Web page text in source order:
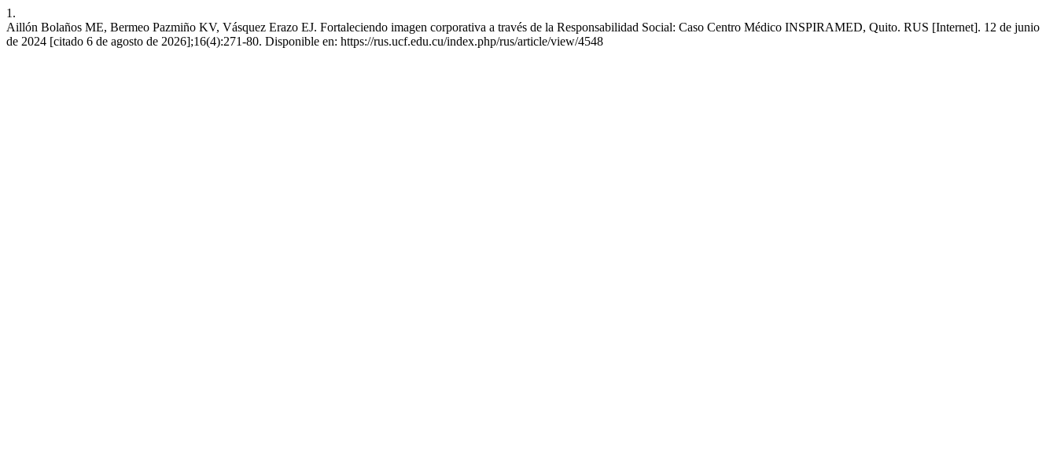
1.
Aillón Bolaños ME, Bermeo Pazmiño KV, Vásquez Erazo EJ. Fortaleciendo imagen corporativa a través de la Responsabilidad Social: Caso Centro Médico INSPIRAMED, Quito. RUS [Internet]. 12 de junio
de 2024 [citado 6 de agosto de 2026];16(4):271-80. Disponible en: https://rus.ucf.edu.cu/index.php/rus/article/view/4548